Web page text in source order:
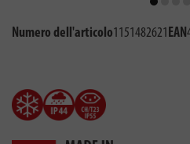
Numero dell'articolo1151482621EAN